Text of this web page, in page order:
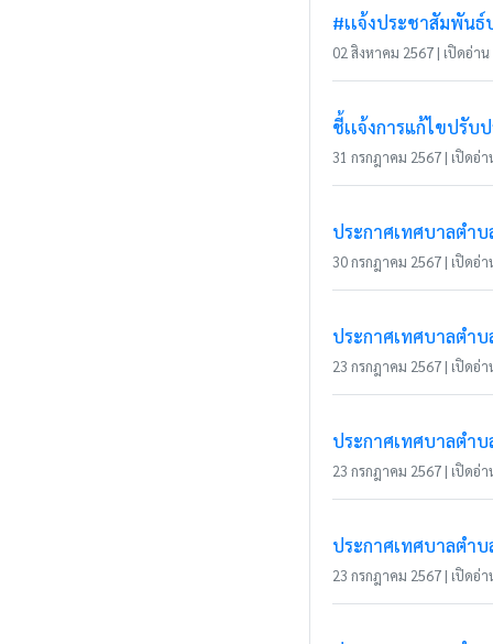
#เเจ้งประชาสัมพัน
02 สิงหาคม 2567 | เปิดอ่าน
ชี้เเจ้งการแก้ไขปรับ
31 กรกฎาคม 2567 | เปิดอ่า
ประกาศเทศบาลตำบ
30 กรกฎาคม 2567 | เปิดอ่า
ประกาศเทศบาลตำบ
23 กรกฎาคม 2567 | เปิดอ่า
ประกาศเทศบาลตำบ
23 กรกฎาคม 2567 | เปิดอ่า
ประกาศเทศบาลตำบ
23 กรกฎาคม 2567 | เปิดอ่า